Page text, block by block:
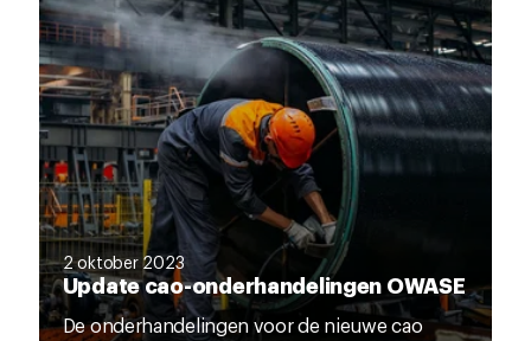
2 oktober 2023
Update cao-onderhandelingen OWASE
De onderhandelingen voor de nieuwe cao